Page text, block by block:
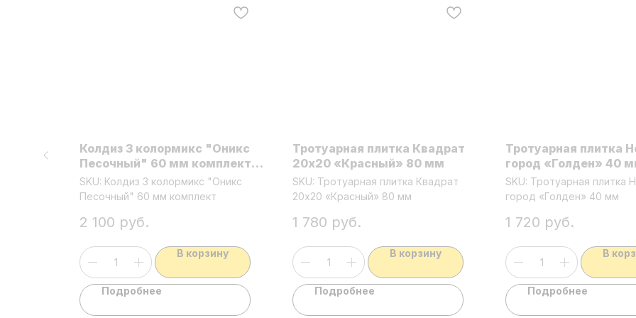
Колдиз 3 колормикс "Оникс
Песочный" 60 мм комплект
из 3 видов плит
SKU: Колдиз 3 колормикс "Оникс
Песочный" 60 мм комплект
2 100 руб.
В корзину
Подробнее
Тротуарная плитка Квадрат
20х20 «Красный» 80 мм
SKU: Тротуарная плитка Квадрат
20х20 «Красный» 80 мм
1 780 руб.
В корзину
Подробнее
Тротуарная плитка
город «Голден» 40
SKU: Тротуарная плитка
город «Голден» 40 мм
1 720 руб.
В
Подробнее